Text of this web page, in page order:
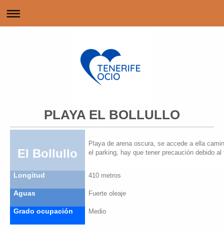
PLAYA EL BOLLULLO
El Bollullo
Playa de arena oscura, se accede a ella
el parking, hay que tener precaución debido al
Longitud 410 metros
Aguas Fuerte oleaje
Grado ocupación Medio